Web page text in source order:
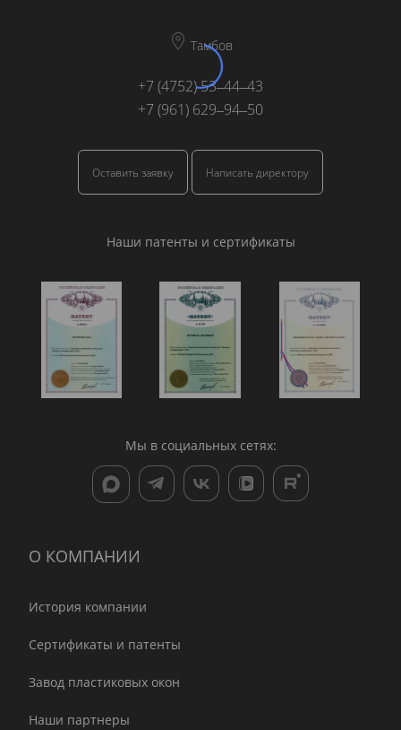
Тамбов
+7 (4752) 53‒44‒43
+7 (961) 629‒94‒50
Оставить заявку Написать директору
Наши патенты и сертификаты
Мы в социальных сетях:
О КОМПАНИИ
История компании
Сертификаты и патенты
Завод пластиковых окон
Наши партнеры